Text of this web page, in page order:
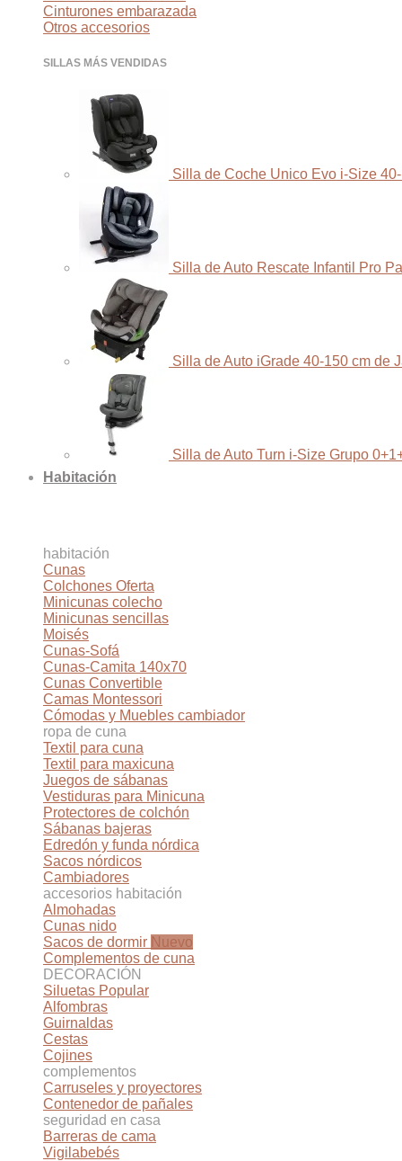
Cinturones embarazada
Otros accesorios
SILLAS MÁS VENDIDAS
Silla de Coche Unico Evo i-Size
Silla de Auto Rescate Infantil Pro
Silla de Auto iGrade 40-150 cm de
Silla de Auto Turn i-Size Grupo
Habitación
habitación
Cunas
Colchones
Minicunas colecho
Minicunas sencillas
Moisés
Cunas-Sofá
Cunas-Camita 140x70
Cunas Convertible
Camas Montessori
Cómodas y Muebles cambiador
ropa de cuna
Textil para cuna
Textil para maxicuna
Juegos de sábanas
Vestiduras para Minicuna
Protectores de colchón
Sábanas bajeras
Edredón y funda nórdica
Sacos nórdicos
Cambiadores
accesorios habitación
Almohadas
Cunas nido
Sacos de dormir
Complementos de cuna
DECORACIÓN
Siluetas
Alfombras
Guirnaldas
Cestas
Cojines
complementos
Carruseles y proyectores
Contenedor de pañales
seguridad en casa
Barreras de cama
Vigilabebés